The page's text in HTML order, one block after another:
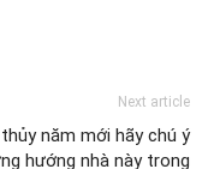
Next article
năm mới hãy chú ý
hướng nhà này trong